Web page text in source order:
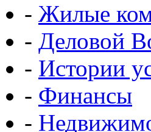
- Жилые
- Деловой
- Истории
- Финансы
-